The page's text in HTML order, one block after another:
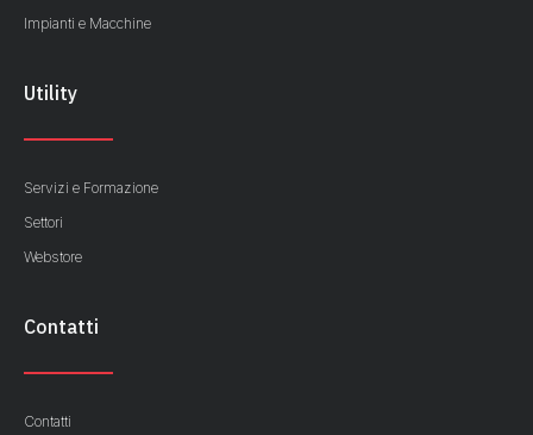
Impianti e Macchine
Utility
Servizi e Formazione
Settori
Webstore
Contatti
Contatti